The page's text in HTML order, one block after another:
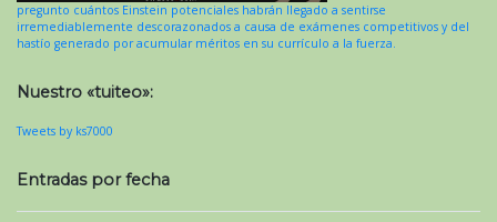
pregunto cuántos Einstein potenciales habrán llegado a sentirse
irremediablemente descorazonados a causa de exámenes competitivos y del
hastío generado por acumular méritos en su currículo a la fuerza.
Nuestro «tuiteo»:
Tweets by ks7000
Entradas por fecha